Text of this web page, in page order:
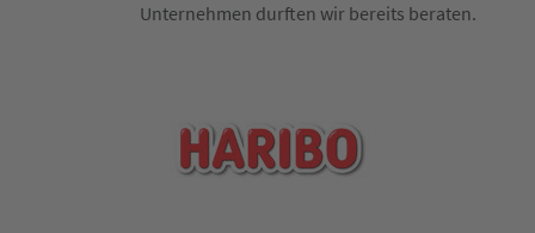
Unternehmen durften wir bereits beraten.